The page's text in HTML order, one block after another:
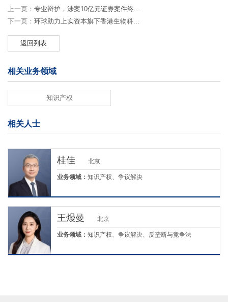
上一页： 专业辩护，涉案10亿元证券案件终...
下一页： 环球助力上实资本旗下香港生物科...
返回列表
相关业务领域
知识产权
相关人士
桂佳 北京
业务领域： 知识产权、争议解决
王熳曼 北京
业务领域： 知识产权、争议解决、反垄断与竞争法